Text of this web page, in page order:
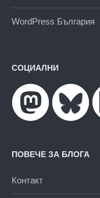
WordPress България
СОЦИАЛНИ
ПОВЕЧЕ ЗА БЛОГА
Контакт